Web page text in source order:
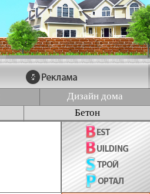
Дизайн дома
Бетон